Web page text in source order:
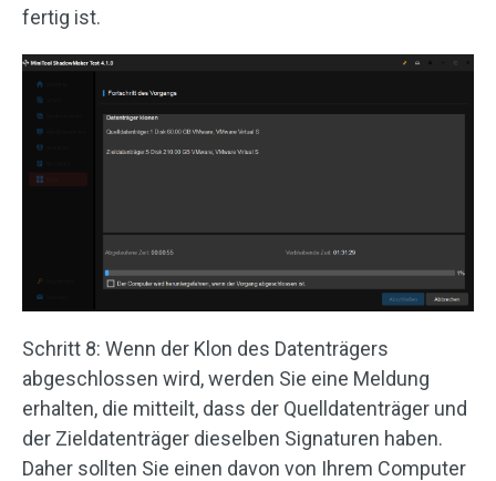
fertig ist.
Schritt 8: Wenn der Klon des Datenträgers
abgeschlossen wird, werden Sie eine Meldung
erhalten, die mitteilt, dass der Quelldatenträger und
der Zieldatenträger dieselben Signaturen haben.
Daher sollten Sie einen davon von Ihrem Computer